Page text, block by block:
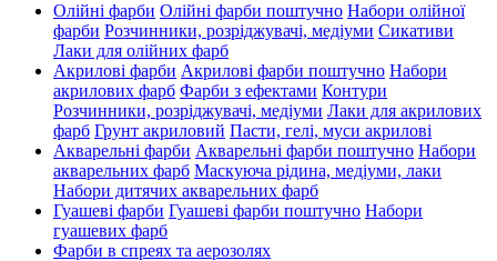
Олійні фарби Олійні фарби поштучно Набори олійної
фарби Розчинники, розріджувачі, медіуми Сикативи
Лаки для олійних фарб
Акрилові фарби Акрилові фарби поштучно Набори
акрилових фарб Фарби з ефектами Контури
Розчинники, розріджувачі, медіуми Лаки для акрилових
фарб Грунт акриловий Пасти, гелі, муси акрилові
Акварельні фарби Акварельні фарби поштучно Набори
акварельних фарб Маскуюча рідина, медіуми, лаки
Набори дитячих акварельних фарб
Гуашеві фарби Гуашеві фарби поштучно Набори
гуашевих фарб
Фарби в спреях та аерозолях